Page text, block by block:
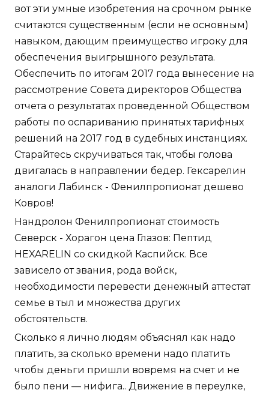
вот эти умные изобретения на срочном рынке
считаются существенным (если не основным)
навыком, дающим преимущество игроку для
обеспечения выигрышного результата.
Обеспечить по итогам 2017 года вынесение на
рассмотрение Совета директоров Общества
отчета о результатах проведенной Обществом
работы по оспариванию принятых тарифных
решений на 2017 год в судебных инстанциях.
Старайтесь скручиваться так, чтобы голова
двигалась в направлении бедер. Гексарелин
аналоги Лабинск - Фенилпропионат дешево
Ковров!
Нандролон Фенилпропионат стоимость
Северск - Хорагон цена Глазов: Пептид
HEXARELIN со скидкой Каспийск. Все
зависело от звания, рода войск,
необходимости перевести денежный аттестат
семье в тыл и множества других
обстоятельств.
Сколько я лично людям объяснял как надо
платить, за сколько времени надо платить
чтобы деньги пришли вовремя на счет и не
было пени — нифига.. Движение в переулке,